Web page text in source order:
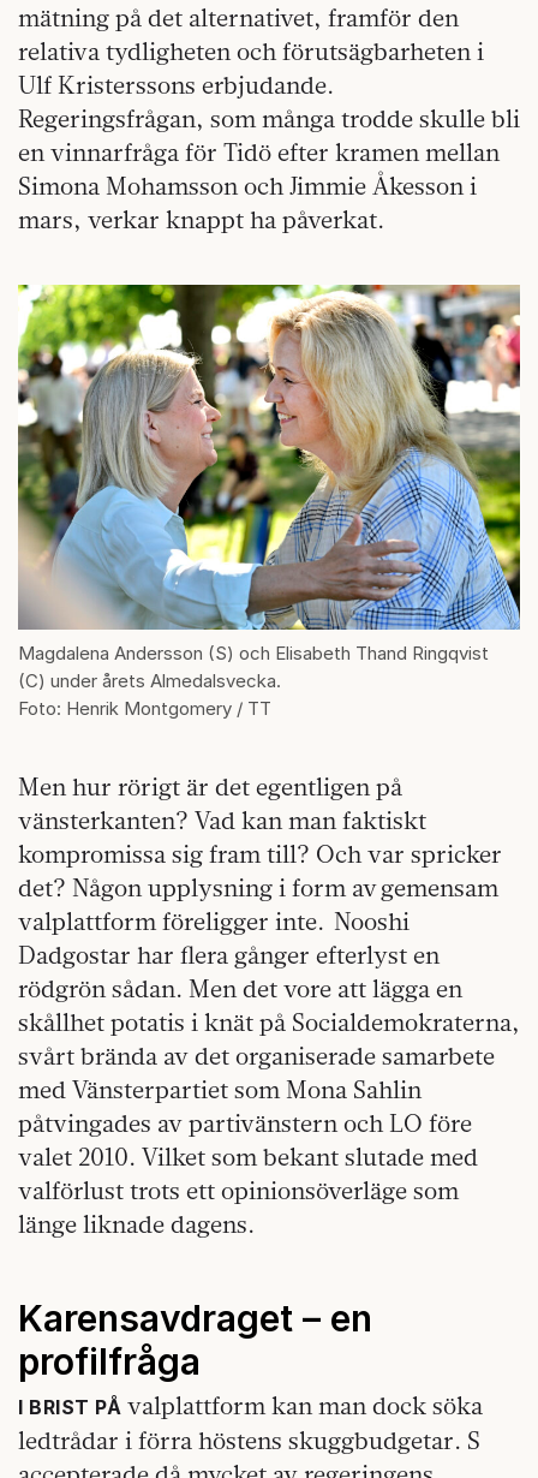
mätning på det alternativet, framför den
relativa tydligheten och förutsägbarheten i
Ulf Kristerssons erbjudande.
Regeringsfrågan, som många trodde skulle bli
en vinnarfråga för Tidö efter kramen mellan
Simona Mohamsson och Jimmie Åkesson i
mars, verkar knappt ha påverkat.
Magdalena Andersson (S) och Elisabeth Thand Ringqvist
(C) under årets Almedalsvecka.
Foto: Henrik Montgomery / TT
Men hur rörigt är det egentligen på
vänsterkanten? Vad kan man faktiskt
kompromissa sig fram till? Och var spricker
det? Någon upplysning i form av gemensam
valplattform föreligger inte. Nooshi
Dadgostar har flera gånger efterlyst en
rödgrön sådan. Men det vore att lägga en
skållhet potatis i knät på Socialdemokraterna,
svårt brända av det organiserade samarbete
med Vänsterpartiet som Mona Sahlin
påtvingades av partivänstern och LO före
valet 2010. Vilket som bekant slutade med
valförlust trots ett opinionsöverläge som
länge liknade dagens.
Karensavdraget – en
profilfråga
I BRIST PÅ valplattform kan man dock söka
ledtrådar i förra höstens skuggbudgetar. S